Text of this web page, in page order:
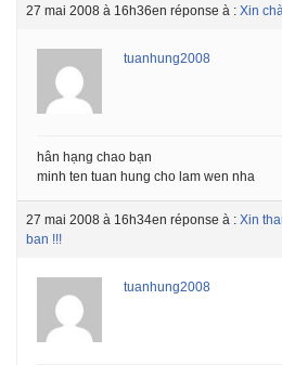
27 mai 2008 à 16h36en réponse à : Xin
tuanhung2008
hân hạng chao bạn
minh ten tuan hung cho lam wen nha
27 mai 2008 à 16h34en réponse à : Xin
ban !!!
tuanhung2008